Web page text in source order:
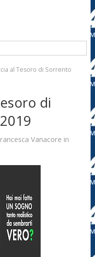
al Tesoro di Sorrento
di
Vanacore in